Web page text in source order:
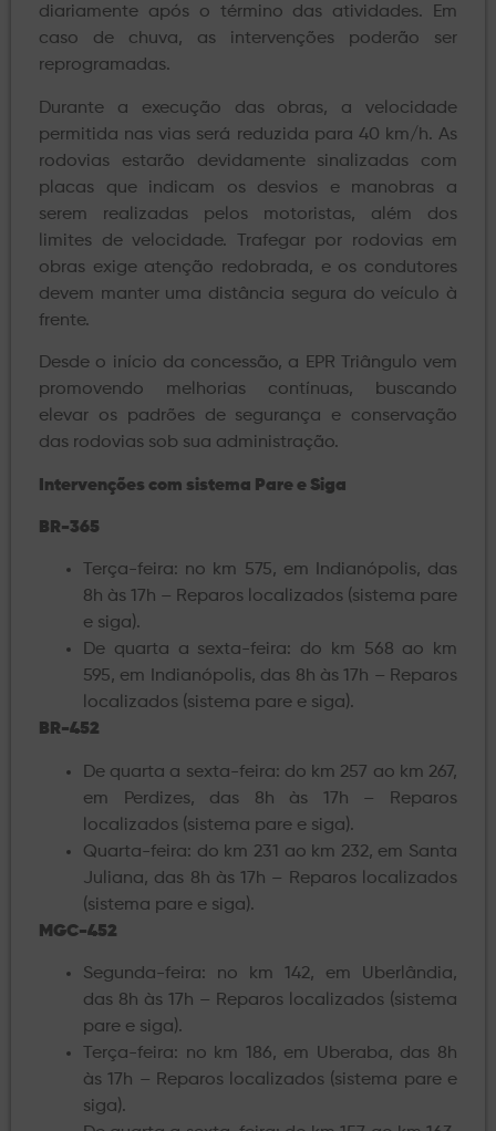
diariamente após o término das atividades. Em
caso de chuva, as intervenções poderão ser
reprogramadas.
Durante a execução das obras, a velocidade
permitida nas vias será reduzida para 40 km/h. As
rodovias estarão devidamente sinalizadas com
placas que indicam os desvios e manobras a
serem realizadas pelos motoristas, além dos
limites de velocidade. Trafegar por rodovias em
obras exige atenção redobrada, e os condutores
devem manter uma distância segura do veículo à
frente.
Desde o início da concessão, a EPR Triângulo vem
promovendo melhorias contínuas, buscando
elevar os padrões de segurança e conservação
das rodovias sob sua administração.
Intervenções com sistema Pare e Siga
BR-365
Terça-feira: no km 575, em Indianópolis, das
8h às 17h – Reparos localizados (sistema pare
e siga).
De quarta a sexta-feira: do km 568 ao km
595, em Indianópolis, das 8h às 17h – Reparos
localizados (sistema pare e siga).
BR-452
De quarta a sexta-feira: do km 257 ao km 267,
em Perdizes, das 8h às 17h – Reparos
localizados (sistema pare e siga).
Quarta-feira: do km 231 ao km 232, em Santa
Juliana, das 8h às 17h – Reparos localizados
(sistema pare e siga).
MGC-452
Segunda-feira: no km 142, em Uberlândia,
das 8h às 17h – Reparos localizados (sistema
pare e siga).
Terça-feira: no km 186, em Uberaba, das 8h
às 17h – Reparos localizados (sistema pare e
siga).